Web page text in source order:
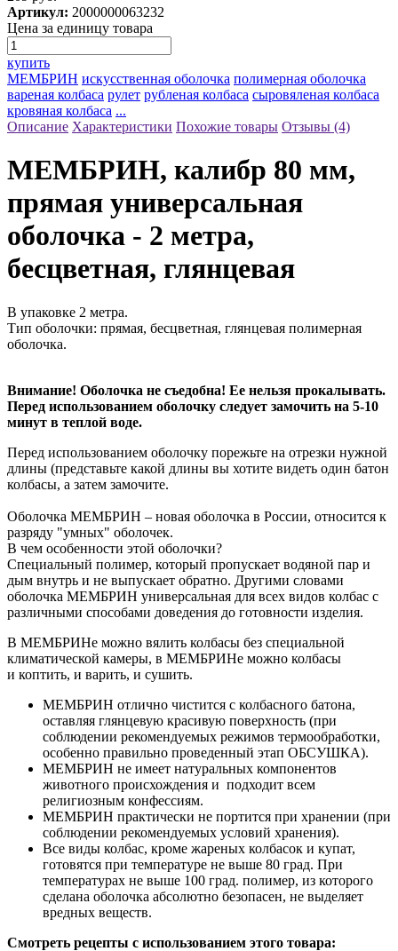
Артикул: 2000000063232
Цена за единицу товара
купить
МЕМБРИН искусственная оболочка полимерная оболочка
вареная колбаса рулет рубленая колбаса сыровяленая колбаса
кровяная колбаса ...
Описание Характеристики Похожие товары Отзывы (4)
МЕМБРИН, калибр 80 мм,
прямая универсальная
оболочка - 2 метра,
бесцветная, глянцевая
В упаковке 2 метра.
Тип оболочки: прямая, бесцветная, глянцевая полимерная
оболочка.
Внимание! Оболочка не съедобна! Ее нельзя прокалывать.
Перед использованием оболочку следует замочить на 5-10
минут в теплой воде.
Перед использованием оболочку порежьте на отрезки нужной
длины (представьте какой длины вы хотите видеть один батон
колбасы, а затем замочите.
Оболочка МЕМБРИН – новая оболочка в России, относится к
разряду "умных" оболочек.
В чем особенности этой оболочки?
Специальный полимер, который пропускает водяной пар и
дым внутрь и не выпускает обратно. Другими словами
оболочка МЕМБРИН универсальная для всех видов колбас с
различными способами доведения до готовности изделия.
В МЕМБРИНе можно вялить колбасы без специальной
климатической камеры, в МЕМБРИНе можно колбасы
и коптить, и варить, и сушить.
МЕМБРИН отлично чистится с колбасного батона,
оставляя глянцевую красивую поверхность (при
соблюдении рекомендуемых режимов термообработки,
особенно правильно проведенный этап ОБСУШКА).
МЕМБРИН не имеет натуральных компонентов
животного происхождения и подходит всем
религиозным конфессиям.
МЕМБРИН практически не портится при хранении (при
соблюдении рекомендуемых условий хранения).
Все виды колбас, кроме жареных колбасок и купат,
готовятся при температуре не выше 80 град. При
температурах не выше 100 град. полимер, из которого
сделана оболочка абсолютно безопасен, не выделяет
вредных веществ.
Смотреть рецепты с использованием этого товара: